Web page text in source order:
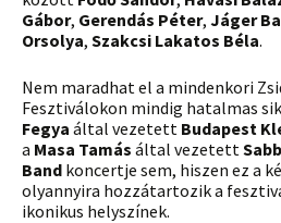
Gábor, Gerendás Péter, Jáger
Orsolya, Szakcsi Lakatos Béla.
Nem maradhat el a mindenkori
Fesztiválokon mindig hatalmas
Fegya által vezetett Budapest
a Masa Tamás által vezetett
Band koncertje sem, hiszen ez a
olyannyira hozzátartozik a
ikonikus helyszínek.